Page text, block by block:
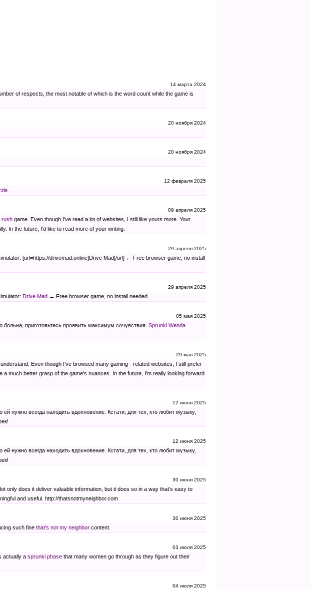
14 марта 2024
of respects, the most notable of which is the word count while the game is
20 ноября 2024
20 ноября 2024
12 февраля 2025
09 апреля 2025
rush game. Even though I've read a lot of websites, I still like yours more. Your
In the future, I'd like to read more of your writing.
29 апреля 2025
[url=https://drivemad.online]Drive Mad[/url] ← Free browser game, no install
29 апреля 2025
Drive Mad ← Free browser game, no install needed
05 мая 2025
приготовьтесь проявить максимум сочувствия. Sprunki Wenda
29 мая 2025
Even though I've browsed many gaming - related websites, I still prefer
much better grasp of the game's nuances. In the future, I'm really looking forward
12 июня 2025
нужно всегда находить вдохновение. Кстати, для тех, кто любит музыку,
12 июня 2025
нужно всегда находить вдохновение. Кстати, для тех, кто любит музыку,
30 июня 2025
only does it deliver valuable information, but it does so in a way that’s easy to
and useful. http://thatsnotmyneighbor.com
30 июня 2025
such fine that's not my neighbor content.
03 июля 2025
actually a sprunki phase that many women go through as they figure out their
04 июля 2025